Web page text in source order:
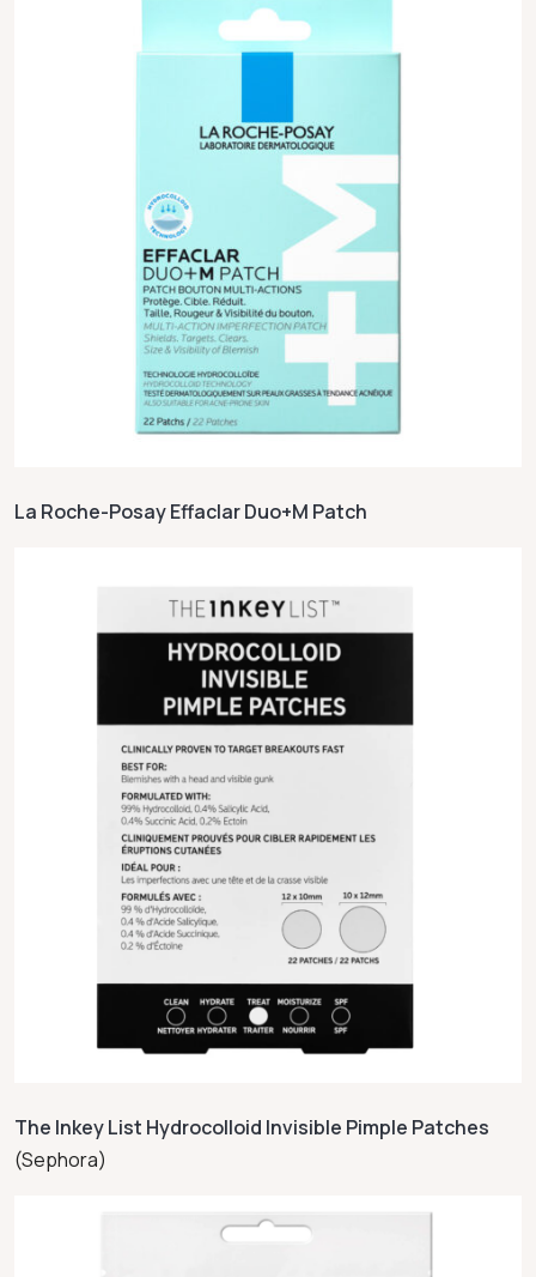
La Roche-Posay Effaclar Duo+M Patch
The Inkey List Hydrocolloid Invisible Pimple Patches
(Sephora)